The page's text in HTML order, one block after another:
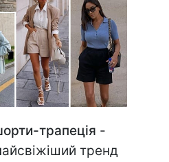
трапеція -
тренд